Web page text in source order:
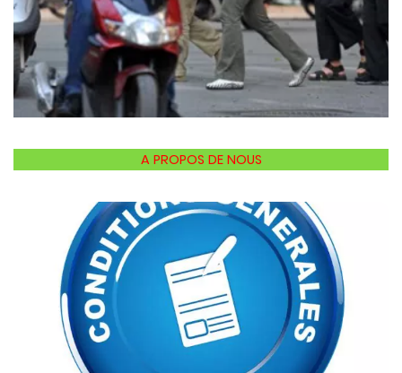
A PROPOS DE NOUS
CONDITIONS DE VENTE